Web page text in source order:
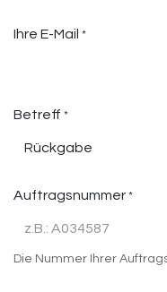
Ihre E-Mail *
Betreff *
Auftragsnummer *
Die Nummer Ihrer